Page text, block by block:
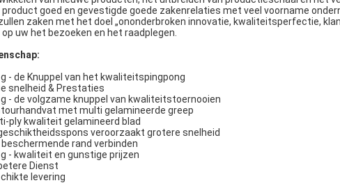
product goed en gevestigde goede zakenrelaties met veel voorname
zaken met het doel „ononderbroken innovatie, kwaliteitsperfectie,
uw het bezoeken en het raadplegen.
- de Knuppel van het kwaliteitspingpong
snelheid & Prestaties
- de volgzame knuppel van kwaliteitstoernooien
met multi gelamineerde greep
ply kwaliteit gelamineerd blad
veroorzaakt grotere snelheid
rand verbinden
- kwaliteit en gunstige prijzen
Dienst
levering